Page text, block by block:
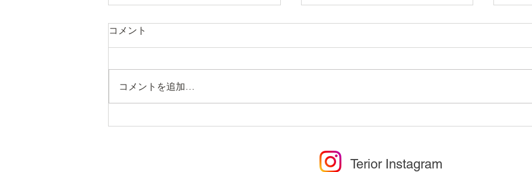
コメント
コメントを追加…
Terior Instagram